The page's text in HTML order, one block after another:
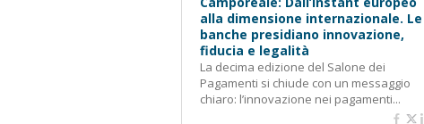
alla dimensione internazionale. Le
banche presidiano innovazione,
fiducia e legalità
La decima edizione del Salone dei
Pagamenti si chiude con un messaggio
chiaro: l’innovazione nei pagamenti...